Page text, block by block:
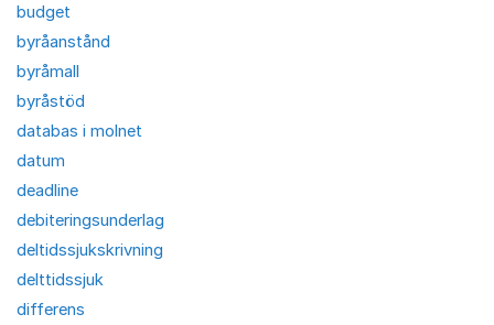
budget
byråanstånd
byråmall
byråstöd
databas i molnet
datum
deadline
debiteringsunderlag
deltidssjukskrivning
delttidssjuk
differens